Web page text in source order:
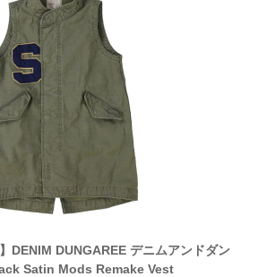
DENIM DUNGAREE デニムアンドダン
Satin Mods Remake Vest